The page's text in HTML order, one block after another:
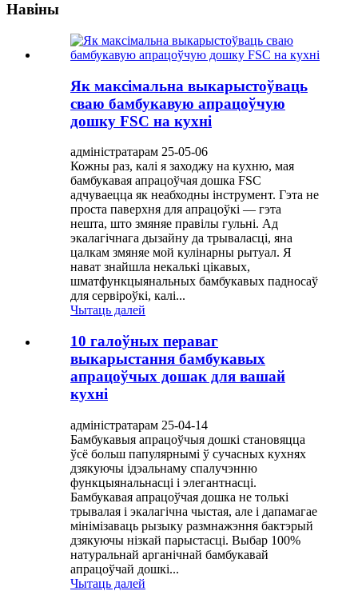
Навіны
Як максімальна выкарыстоўваць
сваю бамбукавую апрацоўчую
дошку FSC на кухні
адміністратарам 25-05-06
Кожны раз, калі я заходжу на кухню, мая
бамбукавая апрацоўчая дошка FSC
адчуваецца як неабходны інструмент. Гэта не
проста паверхня для апрацоўкі — гэта
нешта, што змяняе правілы гульні. Ад
экалагічнага дызайну да трываласці, яна
цалкам змяняе мой кулінарны рытуал. Я
нават знайшла некалькі цікавых,
шматфункцыянальных бамбукавых падносаў
для сервіроўкі, калі...
Чытаць далей
10 галоўных пераваг
выкарыстання бамбукавых
апрацоўчых дошак для вашай
кухні
адміністратарам 25-04-14
Бамбукавыя апрацоўчыя дошкі становяцца
ўсё больш папулярнымі ў сучасных кухнях
дзякуючы ідэальнаму спалучэнню
функцыянальнасці і элегантнасці.
Бамбукавая апрацоўчая дошка не толькі
трывалая і экалагічна чыстая, але і дапамагае
мінімізаваць рызыку размнажэння бактэрый
дзякуючы нізкай парыстасці. Выбар 100%
натуральнай арганічнай бамбукавай
апрацоўчай дошкі...
Чытаць далей